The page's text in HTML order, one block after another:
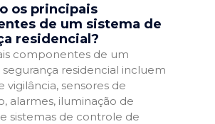
os principais
de um sistema de
residencial?
componentes de um
segurança residencial incluem
vigilância, sensores de
alarmes, iluminação de
sistemas de controle de